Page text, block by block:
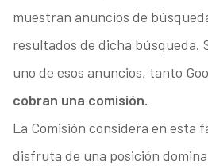
muestran anuncios de
resultados de dicha búsqueda.
uno de esos anuncios, tanto
cobran una comisión.
La Comisión considera en esta
disfruta de una posición